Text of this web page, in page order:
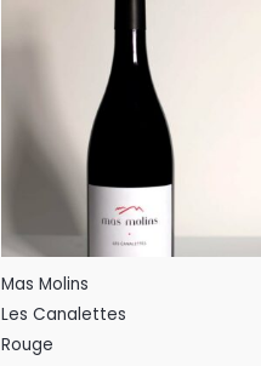
Mas Molins
Les Canalettes
Rouge